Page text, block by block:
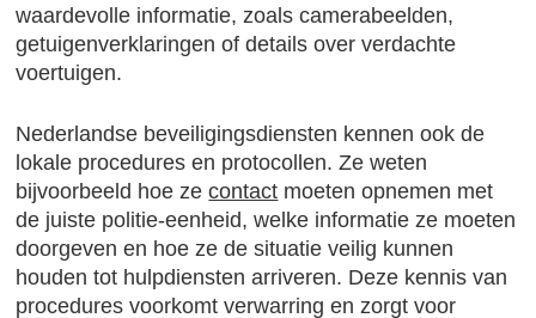
waardevolle informatie, zoals camerabeelden,
getuigenverklaringen of details over verdachte
voertuigen.
Nederlandse beveiligingsdiensten kennen ook de
lokale procedures en protocollen. Ze weten
bijvoorbeeld hoe zecontact moeten opnemen met
de juiste politie-eenheid, welke informatie ze moeten
doorgeven en hoe ze de situatie veilig kunnen
houden tot hulpdiensten arriveren. Deze kennis van
procedures voorkomt verwarring en zorgt voor